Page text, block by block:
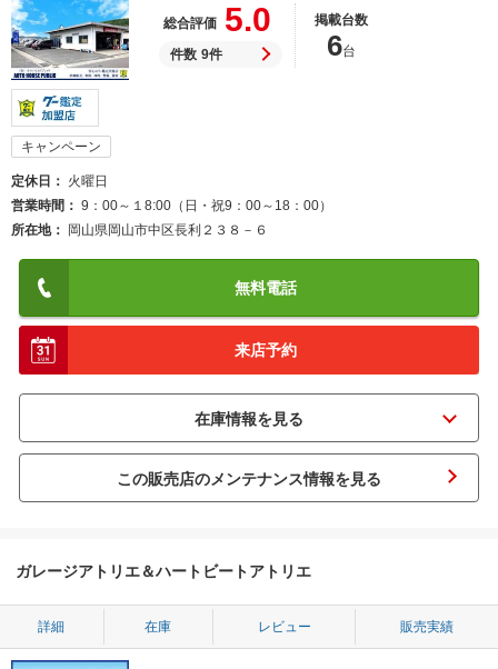
総合評価 5.0
件数 9件
掲載台数
6台
キャンペーン
定休日
火曜日
営業時間
9：00～１8:00（日・祝9：00～18：00）
所在地
岡山県岡山市中区長利２３８－６
無料電話
来店予約
この販売店のメンテナンス情報を見る
ガレージアトリエ＆ハートビートアトリエ
詳細 在庫 レビュー 販売実績